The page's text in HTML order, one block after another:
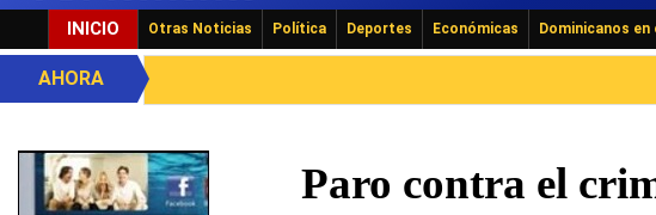
INICIO Otras Noticias Política Deportes Económicas Dominicanos en
AHORA
Paro contra el